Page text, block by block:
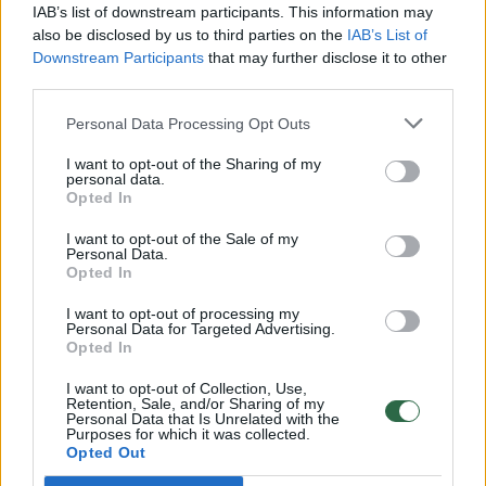
IAB’s list of downstream participants. This information may
also be disclosed by us to third parties on the IAB’s List of
Downstream Participants that may further disclose it to other
Personal Data Processing Opt Outs
I want to opt-out of the Sharing of my
personal data.
Opted In
I want to opt-out of the Sale of my
Personal Data.
Opted In
I want to opt-out of processing my
Personal Data for Targeted Advertising.
Opted In
I want to opt-out of Collection, Use,
Retention, Sale, and/or Sharing of my
Personal Data that Is Unrelated with the
Purposes for which it was collected.
Opted Out
Vaizdai iš tragiškos avarijos Vilniaus r.: dviejų moterų ir
vaiko gyvybių išgelbėti nepavyko
Lietuvos diena
32 laipsnių šilumos
Žinios | Orai
Nufilmavo, kaip patvino Vilniaus Vakarinis aplinkkelis:
vaizdas pribloškia
Žinios | Lietuvos diena
00:15:54
V. Zalužno pasisakymą laiko bandymu įsitvirtinti
Ukrainos politikoje: jis yra neteisus
Laidos | Nauja diena